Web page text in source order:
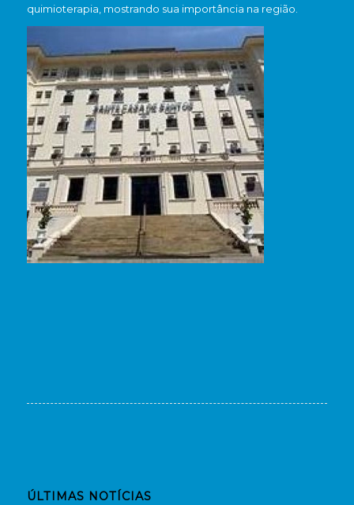
quimioterapia, mostrando sua importância na região.
ÚLTIMAS NOTÍCIAS